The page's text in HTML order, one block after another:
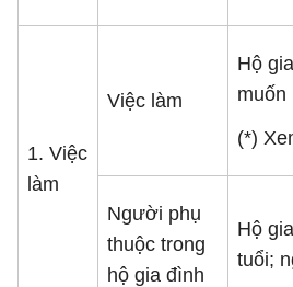
1. Việc
làm
Việc làm
Hộ
muốn
(*)
Người phụ
thuộc trong
hộ gia đình
Hộ
tuổi;